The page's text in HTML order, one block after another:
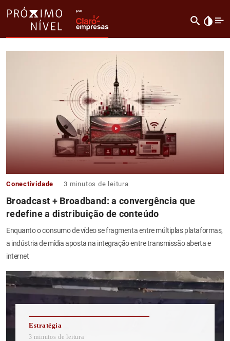
search invert_colors
Conectividade 3 minutos de leitura
Broadcast + Broadband: a convergência que
redefine a distribuição de conteúdo
Enquanto o consumo de vídeo se fragmenta entre múltiplas plataformas,
a indústria de mídia aposta na integração entre transmissão aberta e
internet
Estratégia
3 minutos de leitura